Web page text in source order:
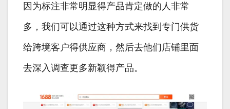
因为标注非常明显得产品肯定做的人非常
多，我们可以通过这种方式来找到专门供货
给跨境客户得供应商，然后去他们店铺里面
去深入调查更多新颖得产品。